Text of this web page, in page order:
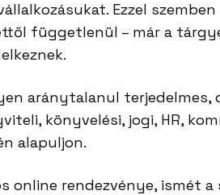
Ezzel
függetlenül – már a
aránytalanul terjedelmes,
könyvelési, jogi, HR,
alapuljon.
online rendezvénye, ismét